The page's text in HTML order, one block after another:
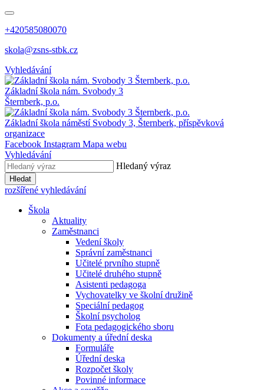
+420585080070
skola@zsns-stbk.cz
Vyhledávání
Základní škola nám. Svobody 3
Šternberk, p.o.
Základní škola náměstí Svobody 3, Šternberk, příspěvková
organizace
Facebook Instagram Mapa webu
Vyhledávání
Hledaný výraz
Hledat
rozšířené vyhledávání
Škola
Aktuality
Zaměstnanci
Vedení školy
Správní zaměstnanci
Učitelé prvního stupně
Učitelé druhého stupně
Asistenti pedagoga
Vychovatelky ve školní družině
Speciální pedagog
Školní psycholog
Fota pedagogického sboru
Dokumenty a úřední deska
Formuláře
Úřední deska
Rozpočet školy
Povinné informace